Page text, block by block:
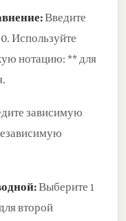
Введите
Используйте
нотацию: ** для
зависимую
Выберите 1
второй